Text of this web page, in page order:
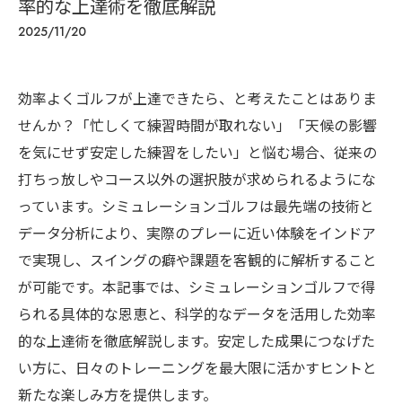
率的な上達術を徹底解説
2025/11/20
効率よくゴルフが上達できたら、と考えたことはありま
せんか？「忙しくて練習時間が取れない」「天候の影響
を気にせず安定した練習をしたい」と悩む場合、従来の
打ちっ放しやコース以外の選択肢が求められるようにな
っています。シミュレーションゴルフは最先端の技術と
データ分析により、実際のプレーに近い体験をインドア
で実現し、スイングの癖や課題を客観的に解析すること
が可能です。本記事では、シミュレーションゴルフで得
られる具体的な恩恵と、科学的なデータを活用した効率
的な上達術を徹底解説します。安定した成果につなげた
い方に、日々のトレーニングを最大限に活かすヒントと
新たな楽しみ方を提供します。